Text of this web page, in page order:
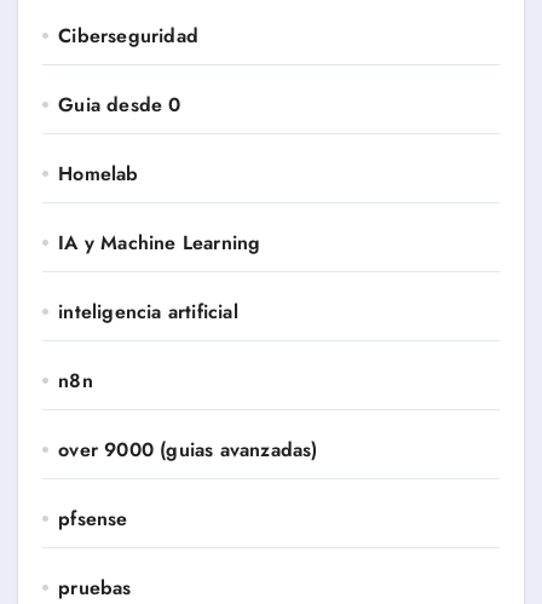
Ciberseguridad
Guia desde 0
Homelab
IA y Machine Learning
inteligencia artificial
n8n
over 9000 (guias avanzadas)
pfsense
pruebas